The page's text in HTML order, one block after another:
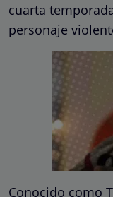
cuarta
personaje
Conocido como